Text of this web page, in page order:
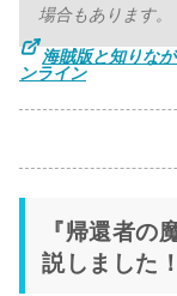
場合もあります。
海賊版と知りな
ンライン
『帰還者の
説しました！